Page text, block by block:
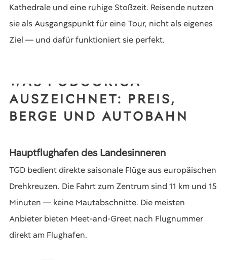
Kathedrale und eine ruhige Stoßzeit. Reisende nutzen
sie als Ausgangspunkt für eine Tour, nicht als eigenes
Ziel — und dafür funktioniert sie perfekt.
WAS PODGORICA
AUSZEICHNET: PREIS,
BERGE UND AUTOBAHN
Hauptflughafen des Landesinneren
TGD bedient direkte saisonale Flüge aus europäischen
Drehkreuzen. Die Fahrt zum Zentrum sind 11 km und 15
Minuten — keine Mautabschnitte. Die meisten
Anbieter bieten Meet-and-Greet nach Flugnummer
direkt am Flughafen.